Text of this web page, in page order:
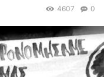
0
4607